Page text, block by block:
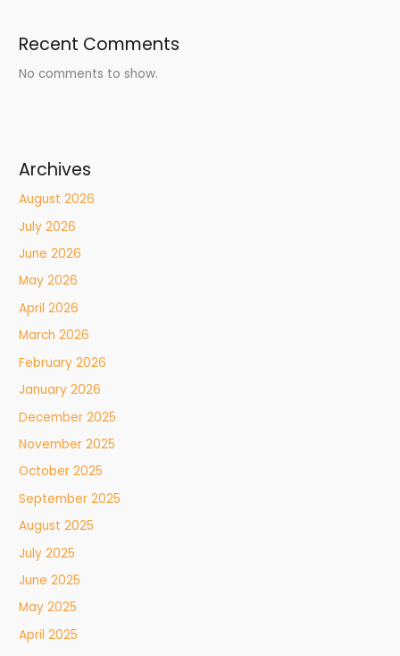
Recent Comments
No comments to show.
Archives
August 2026
July 2026
June 2026
May 2026
April 2026
March 2026
February 2026
January 2026
December 2025
November 2025
October 2025
September 2025
August 2025
July 2025
June 2025
May 2025
April 2025